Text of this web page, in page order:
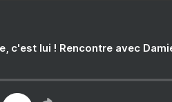
c'est lui ! Rencontre avec